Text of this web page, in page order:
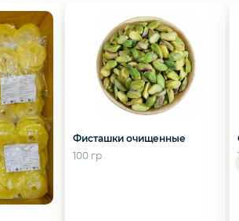
пюре из ягод и фруктов
филе грудки, окорока
Морепродукты
Фисташки очищенные
100 гр